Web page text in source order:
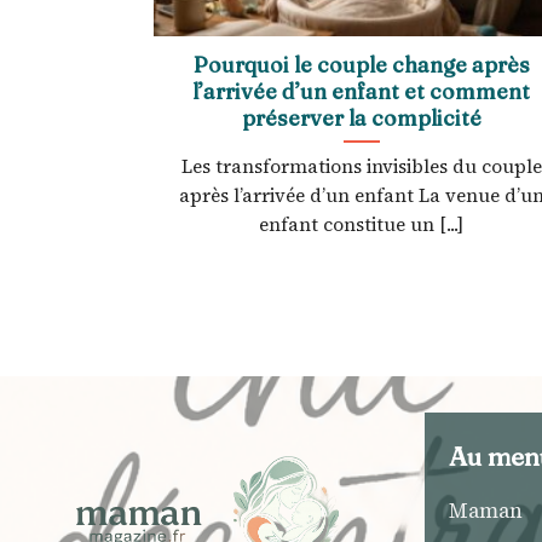
Pourquoi le couple change après
l’arrivée d’un enfant et comment
préserver la complicité
Les transformations invisibles du couple
après l’arrivée d’un enfant La venue
enfant constitue un [...]
Au
Maman